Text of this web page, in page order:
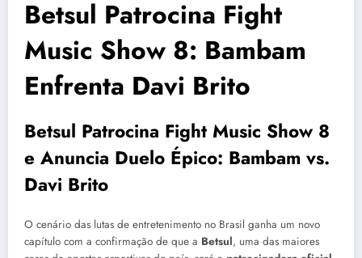
Betsul Patrocina Fight
Music Show 8: Bambam
Enfrenta Davi Brito
Betsul Patrocina Fight Music Show 8
e Anuncia Duelo Épico: Bambam vs.
Davi Brito
O cenário das lutas de entretenimento no Brasil ganha um novo
capítulo com a confirmação de que a Betsul, uma das maiores